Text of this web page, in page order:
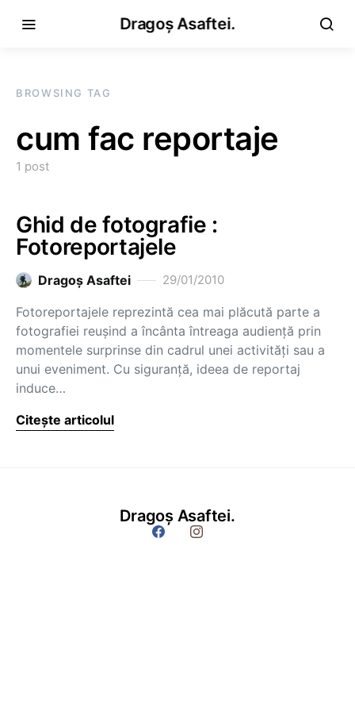
Dragoș Asaftei.
BROWSING TAG
cum fac reportaje
1 post
Ghid de fotografie :
Fotoreportajele
Dragoş Asaftei 29/01/2010
Fotoreportajele reprezintă cea mai plăcută parte a
fotografiei reuşind a încânta întreaga audienţă prin
momentele surprinse din cadrul unei activităţi sau a
unui eveniment. Cu siguranţă, ideea de reportaj
induce…
Citește articolul
Dragoș Asaftei.